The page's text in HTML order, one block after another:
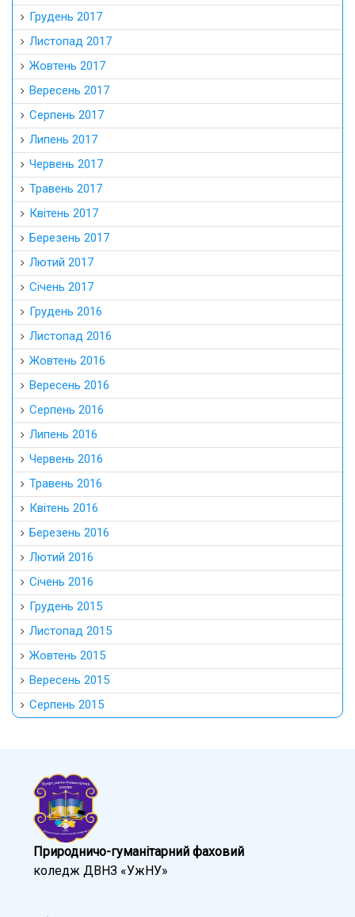
Грудень 2017
Листопад 2017
Жовтень 2017
Вересень 2017
Серпень 2017
Липень 2017
Червень 2017
Травень 2017
Квітень 2017
Березень 2017
Лютий 2017
Січень 2017
Грудень 2016
Листопад 2016
Жовтень 2016
Вересень 2016
Серпень 2016
Липень 2016
Червень 2016
Травень 2016
Квітень 2016
Березень 2016
Лютий 2016
Січень 2016
Грудень 2015
Листопад 2015
Жовтень 2015
Вересень 2015
Серпень 2015
Природничо-гуманітарний фаховий
коледж ДВНЗ «УжНУ»